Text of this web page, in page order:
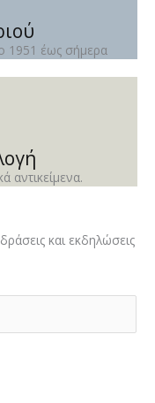
1951 έως σήμερα
αντικείμενα.
και εκδηλώσεις